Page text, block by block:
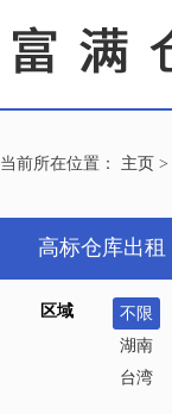
当前所在位置： 主页 >
高标仓库出租
区域 不限
湖南
台湾